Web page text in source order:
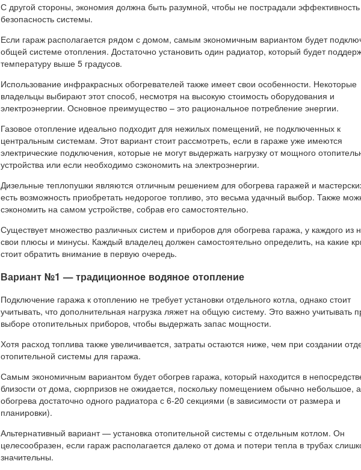
С другой стороны, экономия должна быть разумной, чтобы не пострадали
безопасность системы.
Если гараж располагается рядом с домом, самым экономичным вариантом будет
общей системе отопления. Достаточно установить один радиатор, который будет
температуру выше 5 градусов.
Использование инфракрасных обогревателей также имеет свои особенности. Некоторые
владельцы выбирают этот способ, несмотря на высокую стоимость оборудования и
электроэнергии. Основное преимущество – это рациональное потребление энергии.
Газовое отопление идеально подходит для нежилых помещений, не подключенных к
центральным системам. Этот вариант стоит рассмотреть, если в гараже уже имеются
электрические подключения, которые не могут выдержать нагрузку от мощного
устройства или если необходимо сэкономить на электроэнергии.
Дизельные теплопушки являются отличным решением для обогрева гаражей и
есть возможность приобретать недорогое топливо, это весьма удачный выбор. Также
сэкономить на самом устройстве, собрав его самостоятельно.
Существует множество различных систем и приборов для обогрева гаража, у каждого из
свои плюсы и минусы. Каждый владелец должен самостоятельно определить, на какие
стоит обратить внимание в первую очередь.
Вариант №1 — традиционное водяное отопление
Подключение гаража к отоплению не требует установки отдельного котла, однако стоит
учитывать, что дополнительная нагрузка ляжет на общую систему. Это важно учитывать
выборе отопительных приборов, чтобы выдержать запас мощности.
Хотя расход топлива также увеличивается, затраты остаются ниже, чем при создании
отопительной системы для гаража.
Самым экономичным вариантом будет обогрев гаража, который находится в
близости от дома, сюрпризов не ожидается, поскольку помещением обычно небольшое,
обогрева достаточно одного радиатора с 6-20 секциями (в зависимости от размера и
планировки).
Альтернативный вариант — установка отопительной системы с отдельным котлом. Он
целесообразен, если гараж располагается далеко от дома и потери тепла в трубах
значительны.